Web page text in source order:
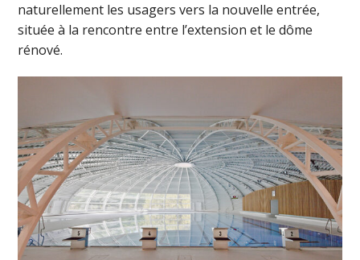
naturellement les usagers vers la nouvelle entrée,
située à la rencontre entre l’extension et le dôme
rénové.